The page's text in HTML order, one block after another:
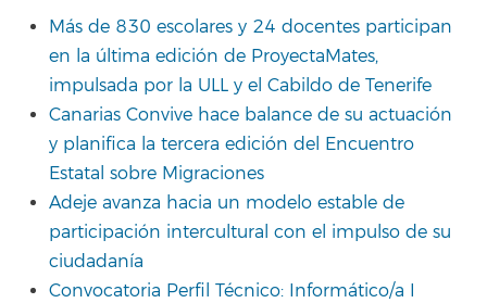
Más de 830 escolares y 24 docentes participan
en la última edición de ProyectaMates,
impulsada por la ULL y el Cabildo de Tenerife
Canarias Convive hace balance de su actuación
y planifica la tercera edición del Encuentro
Estatal sobre Migraciones
Adeje avanza hacia un modelo estable de
participación intercultural con el impulso de su
ciudadanía
Convocatoria Perfil Técnico: Informático/a I